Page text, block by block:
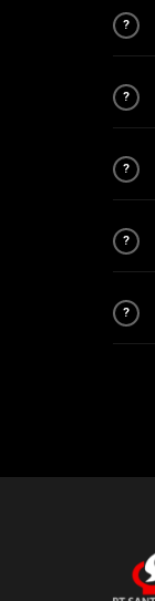
?
?
?
?
?